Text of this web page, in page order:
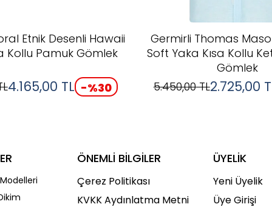
Etnik Desenli Hawaii
Kollu Pamuk Gömlek
4.165,00 TL -%30
Germirli Thomas
Soft Yaka Kısa Kollu
Gömlek
5.450,00TL2.725,00
ÖNEMLİ BİLGİLER
Çerez Politikası
KVKK Aydınlatma Metni
ÜYELİK
Yeni Üyelik
Üye Girişi